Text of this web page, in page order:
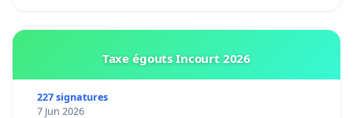
Taxe égouts Incourt 2026
227 signatures
7 Jun 2026